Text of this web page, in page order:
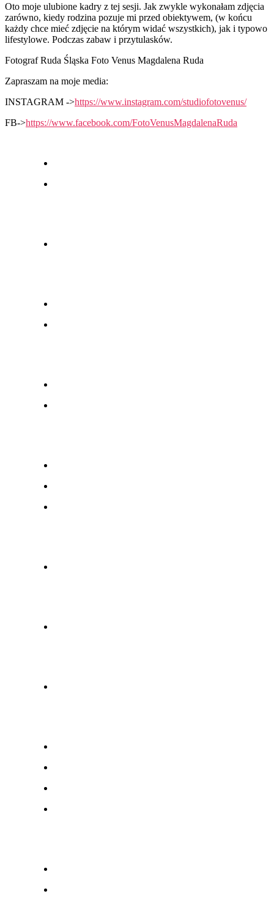
Oto moje ulubione kadry z tej sesji. Jak zwykle wykonałam zdjęcia
zarówno, kiedy rodzina pozuje mi przed obiektywem, (w końcu
każdy chce mieć zdjęcie na którym widać wszystkich), jak i typowo
lifestylowe. Podczas zabaw i przytulasków.
Fotograf Ruda Śląska Foto Venus Magdalena Ruda
Zapraszam na moje media:
INSTAGRAM ->https://www.instagram.com/studiofotovenus/
FB->https://www.facebook.com/FotoVenusMagdalenaRuda